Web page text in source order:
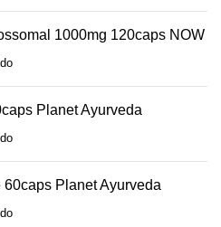
1000mg 120caps NOW
Planet Ayurveda
Planet Ayurveda